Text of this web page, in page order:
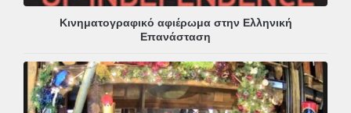
Κινηματογραφικό αφιέρωμα στην Ελληνική
Επανάσταση